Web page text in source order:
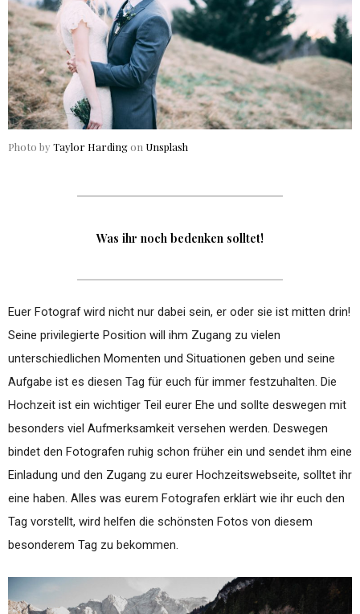
Photo by Taylor Hardingon Unsplash
Was ihr noch bedenken solltet!
Euer Fotograf wird nicht nur dabei sein, er oder sie ist mitten drin!
Seine privilegierte Position will ihm Zugang zu vielen
unterschiedlichen Momenten und Situationen geben und seine
Aufgabe ist es diesen Tag für euch für immer festzuhalten. Die
Hochzeit ist ein wichtiger Teil eurer Ehe und sollte deswegen mit
besonders viel Aufmerksamkeit versehen werden. Deswegen
bindet den Fotografen ruhig schon früher ein und sendet ihm eine
Einladung und den Zugang zu eurer Hochzeitswebseite, solltet ihr
eine haben. Alles was eurem Fotografen erklärt wie ihr euch den
Tag vorstellt, wird helfen die schönsten Fotos von diesem
besonderem Tag zu bekommen.